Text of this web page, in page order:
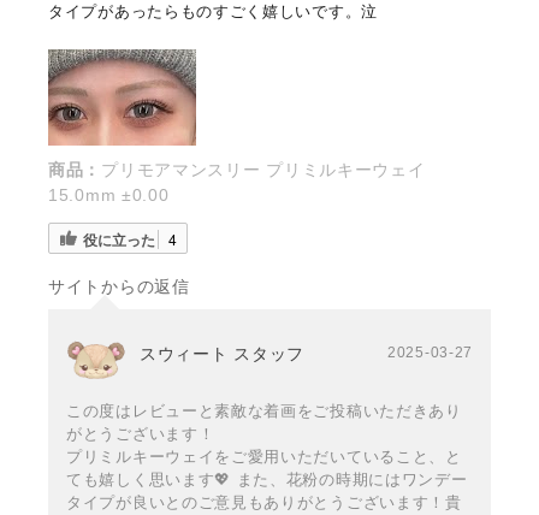
タイプがあったらものすごく嬉しいです。泣
商品： プリモアマンスリー プリミルキーウェイ
15.0mm ±0.00
役に立った 4
サイトからの返信
スウィート スタッフ 2025-03-27
この度はレビューと素敵な着画をご投稿いただきあり
がとうございます！
プリミルキーウェイをご愛用いただいていること、と
ても嬉しく思います💖 また、花粉の時期にはワンデー
タイプが良いとのご意見もありがとうございます！貴